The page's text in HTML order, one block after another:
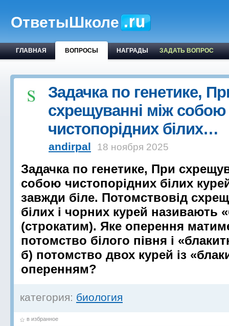
ОтветыШколе
ГЛАВНАЯ ВОПРОСЫ НАГРАДЫ ЗАДАТЬ ВОПРОС
Задачка по генетике,
схрещуванні між собою
чистопорідних білих…
andirpal 18 ноября 2025
Задачка по генетике, При
собою чистопорідних білих
завжди біле. Потомствовід
білих і чорних курей називають
(строкатим). Яке оперення
потомство білого півня і
б) потомство двох курей із
оперенням?
категория: биология
в избранное